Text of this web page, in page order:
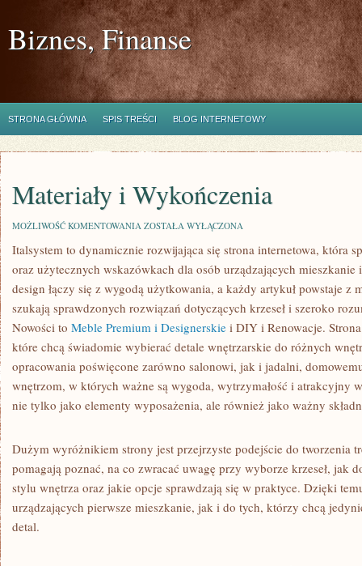
Biznes, Finanse
STRONA GŁÓWNA SPIS TREŚCI BLOG INTERNETOWY
Materiały i Wykończenia
MOŻLIWOŚĆ KOMENTOWANIA MATERIAŁY
WYKOŃCZENIA
ZOSTAŁA WYŁĄCZONA
Italsystem to dynamicznie rozwijająca się strona internetowa, która
oraz użytecznych wskazówkach dla osób urządzających
design łączy się z wygodą użytkowania, a każdy artykuł powstaje
szukają sprawdzonych rozwiązań dotyczących krzeseł i szeroko
Nowości to Meble Premium i Designerskie i DIY i Renowacje.
które chcą świadomie wybierać detale wnętrzarskie do różnych
opracowania poświęcone zarówno salonowi, jak i jadalni,
wnętrzom, w których ważne są wygoda, wytrzymałość i atrakcyjny
nie tylko jako elementy wyposażenia, ale również jako ważny
Dużym wyróżnikiem strony jest przejrzyste podejście do tworzenia
pomagają poznać, na co zwracać uwagę przy wyborze krzeseł, jak
stylu wnętrza oraz jakie opcje sprawdzają się w praktyce. Dzięki
urządzających pierwsze mieszkanie, jak i do tych, którzy chcą
detal.